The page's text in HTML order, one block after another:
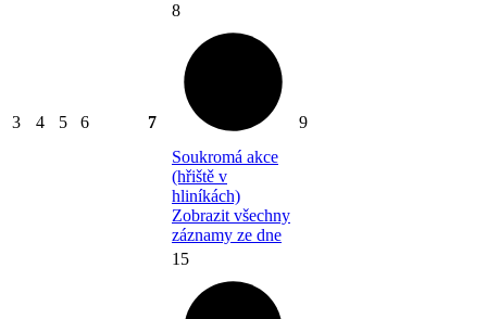
3 4 5 6 7
8
Soukromá akce
(hřiště v
hliníkách)
Zobrazit všechny
záznamy ze dne
9
15